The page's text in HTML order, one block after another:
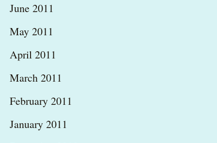
June 2011
May 2011
April 2011
March 2011
February 2011
January 2011